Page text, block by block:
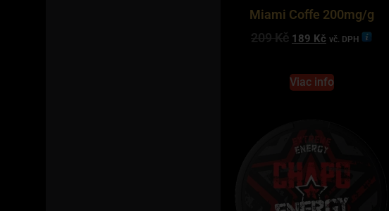
Miami Coffe 200mg/g
209Kč 189 Kč vč. DPH
Viac info